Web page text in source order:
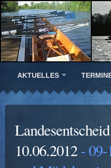
AKTUELLES
10.06.2012- 09-